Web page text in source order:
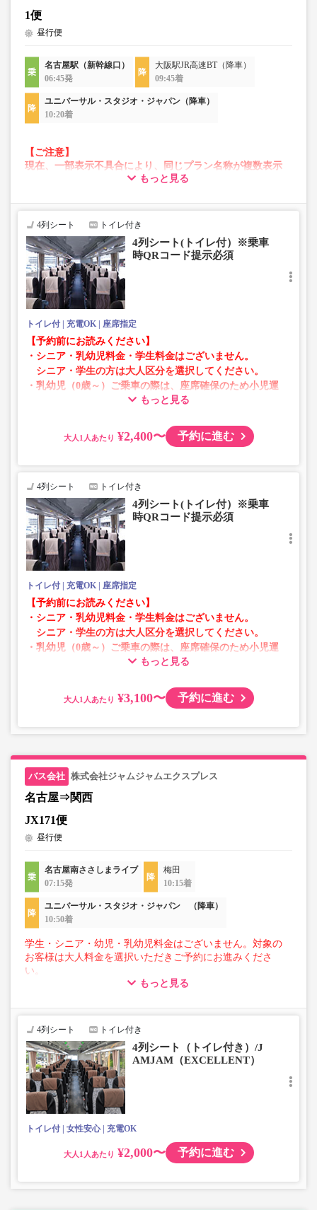
1便
昼行便
名古屋駅（新幹線口）
06:45発
大阪駅JR高速BT（降車）
09:45着
ユニバーサル・スタジオ・ジャパン（降車）
10:20着
【ご注意】
現在、一部表示不具合により、同じプラン名称が複数表示
される場合がございます。
います。
お手数をおかけいたしますが、エラー表示が出た場合は、
たします。
もっと見る
4列シート トイレ付き
4列シート(トイレ付）※乗車
時QRコード提示必須
トイレ付 充電OK 座席指定
【予約前にお読みください】
・シニア・乳幼児料金・学生料金はございません。
シニア・学生の方は大人区分を選択してください。
・乳幼児（0歳～）ご乗車の際は、座席確保のため小児運
賃での乗車券が必要です。
・AM1時～5時の間はシステムメンテナンスの為ご予約が
・在庫の状況はリアルタイムの表示ではございません。
※売り切れの場合でも残数が表示される場合がありま
す。
・販売日・便ごとに随時価格が変動いたします。購入時に
販売価格をご確認の上でご予約をお願いいたします。
・一部取り扱いのない停留所がある場合がございます。
もっと見る
大人 ¥2,400〜 予約に進む
4列シート トイレ付き
4列シート(トイレ付）※乗車
時QRコード提示必須
トイレ付 充電OK 座席指定
【予約前にお読みください】
・シニア・乳幼児料金・学生料金はございません。
シニア・学生の方は大人区分を選択してください。
・乳幼児（0歳～）ご乗車の際は、座席確保のため小児運
賃での乗車券が必要です。
・AM1時～5時の間はシステムメンテナンスの為ご予約が
す。
・販売日・便ごとに随時価格が変動いたします。購入時に
販売価格をご確認の上でご予約をお願いいたします。
もっと見る
大人 ¥3,100〜 予約に進む
株式会社ジャムジャムエクスプレス
名古屋⇒関西
JX171便
昼行便
名古屋南ささしまライブ
07:15発
梅田
10:15着
ユニバーサル・スタジオ・ジャパン （降車）
10:50着
学生・シニア・幼児・乳幼児料金はございません。対象の
お客様は大人料金を選択いただきご予約にお進みくださ
い。
■トランクにてお預かりできる荷物
・3辺合計160cm以内、かつ10kg以下のものをおひとり様1
■お預かりできない荷物（貴重品以外は車内持ち込みも不
可）
楽器・自転車（折りたたみ含む）・ボード等の大きな荷
物、壊れ物、危険物、貴重品、ペット、
上記「トランクにてお預かりできる荷物」の条件を満たさ
もっと見る
4列シート トイレ付き
4列シート（トイレ付き）/J
AMJAM（EXCELLENT）
トイレ付 女性安心 充電OK
大人 ¥2,000〜 予約に進む